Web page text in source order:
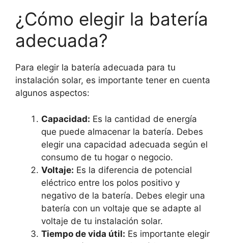
¿Cómo elegir la batería
adecuada?
Para elegir la batería adecuada para tu
instalación solar, es importante tener en cuenta
algunos aspectos:
Capacidad: Es la cantidad de energía
que puede almacenar la batería. Debes
elegir una capacidad adecuada según el
consumo de tu hogar o negocio.
Voltaje: Es la diferencia de potencial
eléctrico entre los polos positivo y
negativo de la batería. Debes elegir una
batería con un voltaje que se adapte al
voltaje de tu instalación solar.
Tiempo de vida útil: Es importante elegir